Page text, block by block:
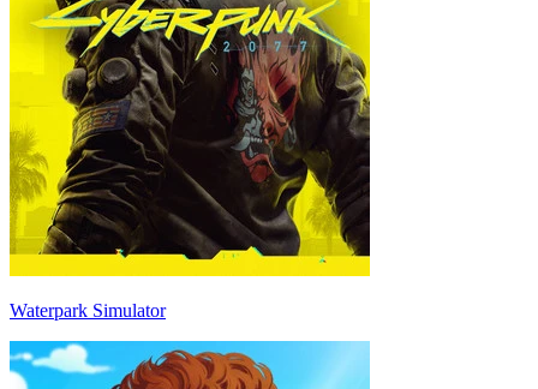
Waterpark Simulator